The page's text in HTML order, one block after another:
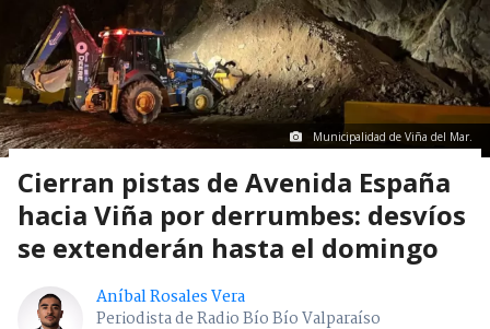
Municipalidad de Viña del Mar.
Cierran pistas de Avenida España
hacia Viña por derrumbes: desvíos
se extenderán hasta el domingo
Aníbal Rosales Vera
Periodista de Radio Bío Bío Valparaíso